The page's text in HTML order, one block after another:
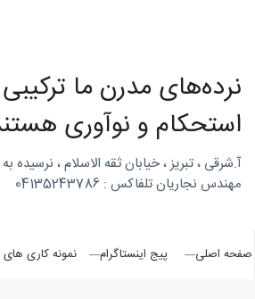
شمال
نرده‌های مدرن ما ترکیبی
استحکام و نوآوری
آ.شرقی ، تبریز ، خیابان ثقه الاسلام ،
مهندس نجاریان تلفاکس : 04135243786
صفحه اصلی پیج اینستاگرام نمونه کاری